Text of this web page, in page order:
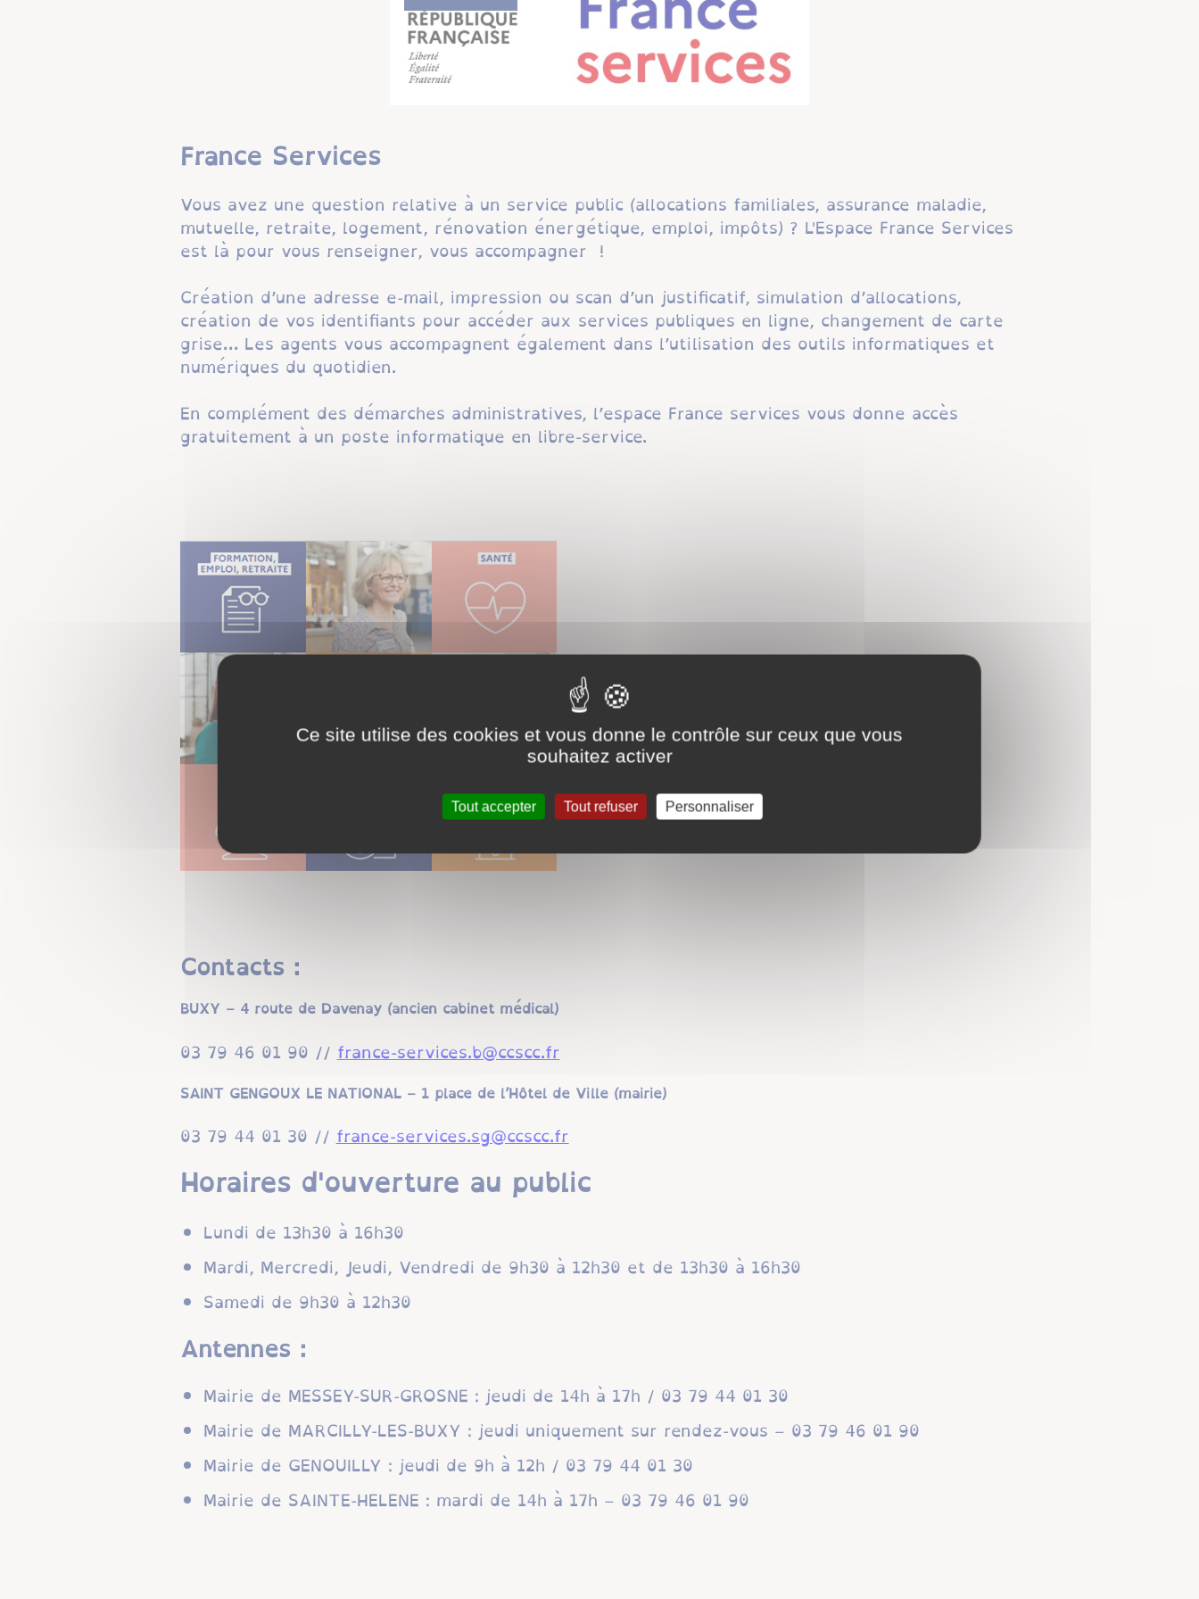
France Services
Vous avez une question relative à un service public (allocations familiales, assurance maladie,
mutuelle, retraite, logement, rénovation énergétique, emploi, impôts) ? L'Espace France Services
est là pour vous renseigner, vous accompagner !
Création d’une adresse e-mail, impression ou scan d’un justificatif, simulation d’allocations,
création de vos identifiants pour accéder aux services publiques en ligne, changement de carte
grise… Les agents vous accompagnent également dans l’utilisation des outils informatiques et
numériques du quotidien.
En complément des démarches administratives, l’espace France services vous donne accès
gratuitement à un poste informatique en libre-service.
Contacts :
BUXY – 4 route de Davenay (ancien cabinet médical)
03 79 46 01 90 //france-services.b@ccscc.fr
SAINT GENGOUX LE NATIONAL – 1 place de l’Hôtel de Ville (mairie)
03 79 44 01 30 //france-services.sg@ccscc.fr
Horaires d'ouverture au public
Lundi de 13h30 à 16h30
Mardi, Mercredi, Jeudi, Vendredi de 9h30 à 12h30 et de 13h30 à 16h30
Samedi de 9h30 à 12h30
Antennes :
Mairie de MESSEY-SUR-GROSNE : jeudi de 14h à 17h / 03 79 44 01 30
Mairie de MARCILLY-LES-BUXY : jeudi uniquement sur rendez-vous – 03 79 46 01 90
Mairie de GENOUILLY : jeudi de 9h à 12h / 03 79 44 01 30
Mairie de SAINTE-HELENE : mardi de 14h à 17h – 03 79 46 01 90
Ce site utilise des cookies et vous donne le contrôle sur ceux que vous
souhaitez activer
Tout accepter Tout refuser Personnaliser